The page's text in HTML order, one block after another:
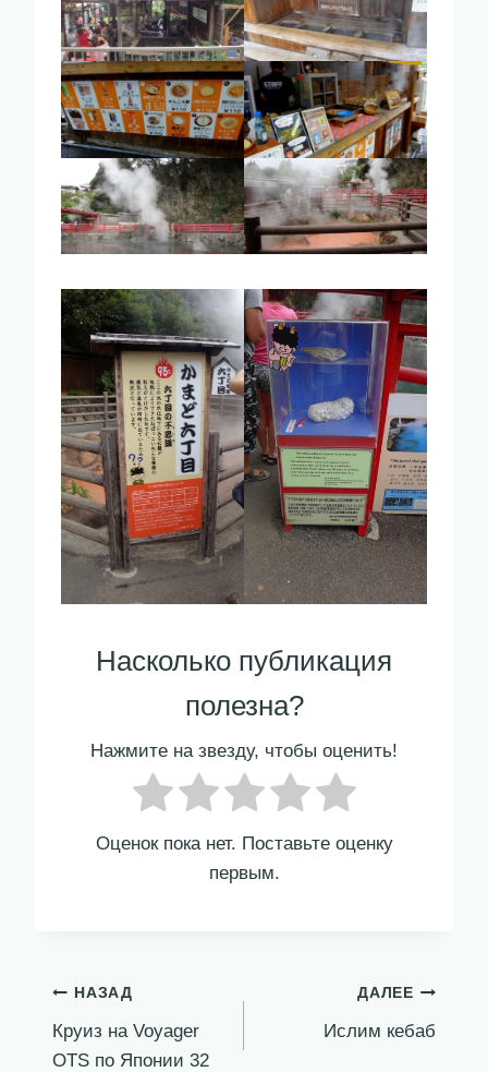
Насколько публикация
полезна?
Нажмите на звезду, чтобы оценить!
Оценок пока нет. Поставьте оценку
первым.
Навигация
по
НАЗАД
Круиз на Voyager
OTS по Японии 32
ДАЛЕЕ
Ислим кебаб